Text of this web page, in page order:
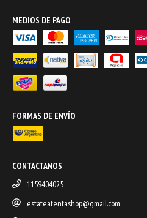
MEDIOS DE PAGO
FORMAS DE ENVÍO
CONTACTANOS
1159404025
estateatentashop@gmail.com